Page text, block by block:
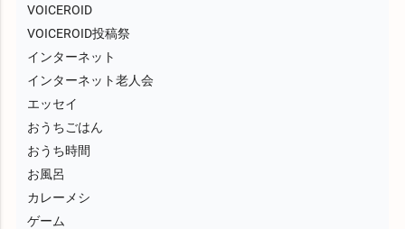
VOICEROID
VOICEROID投稿祭
インターネット
インターネット老人会
エッセイ
おうちごはん
おうち時間
お風呂
カレーメシ
ゲーム